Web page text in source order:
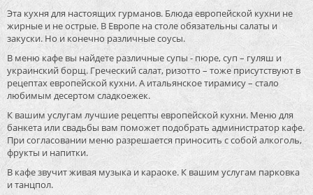
Эта кухня для настоящих гурманов. Блюда европейской кухни не
жирные и не острые. В Европе на столе обязательны салаты и
закуски. Но и конечно различные соусы.
В меню кафе вы найдете различные супы - пюре, суп – гуляш и
украинский борщ. Греческий салат, ризотто – тоже присутствуют в
рецептах европейской кухни. А итальянское тирамису – стало
любимым десертом сладкоежек.
К вашим услугам лучшие рецепты европейской кухни. Меню для
банкета или свадьбы вам поможет подобрать администратор кафе.
При согласовании меню разрешается приносить с собой алкоголь,
фрукты и напитки.
В кафе звучит живая музыка и караоке. К вашим услугам парковка
и танцпол.